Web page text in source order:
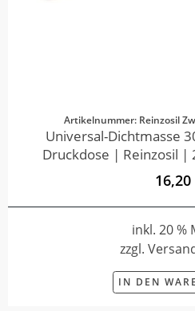
Artikelnummer: Reinzosil
Universal-Dichtmasse
Druckdose | Reinzosil |
16,20
inkl. 20 %
zzgl.
IN DEN